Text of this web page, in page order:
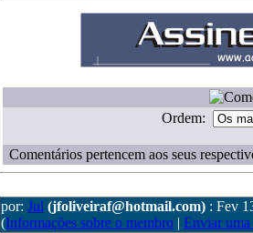
Ordem:
Comentários pertencem aos seus
por: Jul (jfoliveiraf@hotmail.com) : Fev
(Informações sobre o membro | Enviar uma